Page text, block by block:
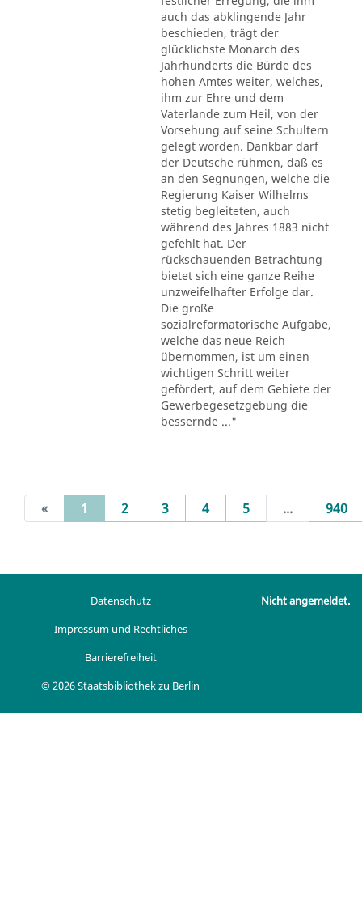
auch das abklingende Jahr
beschieden, trägt der
glücklichste Monarch des
Jahrhunderts die Bürde des
hohen Amtes weiter, welches,
ihm zur Ehre und dem
Vaterlande zum Heil, von der
Vorsehung auf seine Schultern
gelegt worden. Dankbar darf
der Deutsche rühmen, daß es
an den Segnungen, welche die
Regierung Kaiser Wilhelms
stetig begleiteten, auch
während des Jahres 1883 nicht
gefehlt hat. Der
rückschauenden Betrachtung
bietet sich eine ganze Reihe
unzweifelhafter Erfolge dar.
Die große
sozialreformatorische Aufgabe,
welche das neue Reich
übernommen, ist um einen
wichtigen Schritt weiter
gefördert, auf dem Gebiete der
Gewerbegesetzgebung die
bessernde ..."
« 1 (current)
2 3 4 5 ... 940
Datenschutz
Impressum und Rechtliches
Barrierefreiheit
© 2026 Staatsbibliothek zu Berlin
Nicht angemeldet.